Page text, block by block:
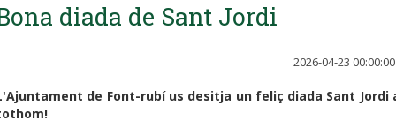
diada de Sant Jordi
2026-04-23 00:00:00
de Font-rubí us desitja un feliç diada Sant Jordi